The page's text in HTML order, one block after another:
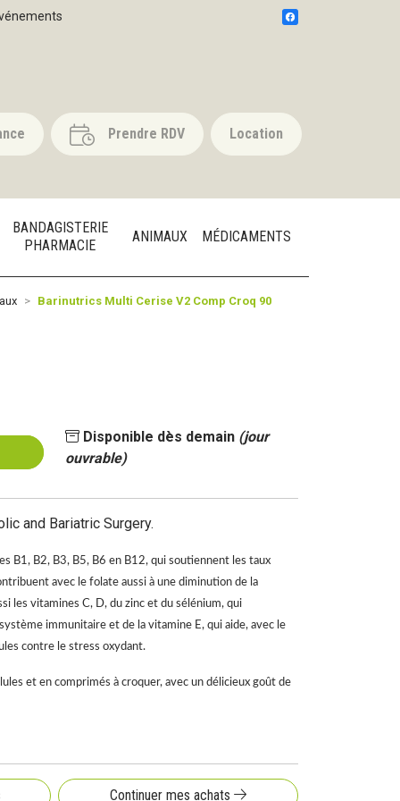
Prendre RDV Location
BANDAGISTERIE
PHARMACIE
ANIMAUX MÉDICAMENTS
Barinutrics Multi Cerise V2 Comp Croq 90
Disponible dès demain (jour
ouvrable)
and Bariatric Surgery.
B1, B2, B3, B5, B6 en B12, qui soutiennent les taux
avec le folate aussi à une diminution de la
les vitamines C, D, du zinc et du sélénium, qui
immunitaire et de la vitamine E, qui aide, avec le
contre le stress oxydant.
et en comprimés à croquer, avec un délicieux goût de
Continuer mes achats